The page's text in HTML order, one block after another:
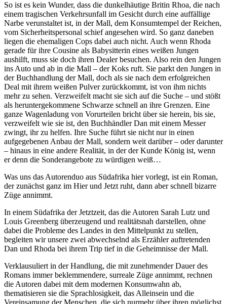
So ist es kein Wunder, dass die dunkelhäutige Britin Rhoa, die nach
einem tragischen Verkehrsunfall im Gesicht durch eine auffällige
Narbe verunstaltet ist, in der Mall, dem Konsumtempel der Reichen,
vom Sicherheitspersonal schief angesehen wird. So ganz daneben
liegen die ehemaligen Cops dabei auch nicht. Auch wenn Rhoda
gerade für ihre Cousine als Babysitterin eines weißen Jungen
aushilft, muss sie doch ihren Dealer besuchen. Also rein den Jungen
ins Auto und ab in die Mall – der Koks ruft. Sie parkt den Jungen in
der Buchhandlung der Mall, doch als sie nach dem erfolgreichen
Deal mit ihrem weißen Pulver zurückkommt, ist von ihm nichts
mehr zu sehen. Verzweifelt macht sie sich auf die Suche – und stößt
als heruntergekommene Schwarze schnell an ihre Grenzen. Eine
ganze Wagenladung von Vorurteilen bricht über sie herein, bis sie,
verzweifelt wie sie ist, den Buchhändler Dan mit einem Messer
zwingt, ihr zu helfen. Ihre Suche führt sie nicht nur in einen
aufgegebenen Anbau der Mall, sondern weit darüber – oder darunter
– hinaus in eine andere Realität, in der der Kunde König ist, wenn
er denn die Sonderangebote zu würdigen weiß…
Was uns das Autorenduo aus Südafrika hier vorlegt, ist ein Roman,
der zunächst ganz im Hier und Jetzt ruht, dann aber schnell bizarre
Züge annimmt.
In einem Südafrika der Jetztzeit, das die Autoren Sarah Lutz und
Louis Greenberg überzeugend und realitätsnah darstellen, ohne
dabei die Probleme des Landes in den Mittelpunkt zu stellen,
begleiten wir unsere zwei abwechselnd als Erzähler auftretenden
Dan und Rhoda bei ihrem Trip tief in die Geheimnisse der Mall.
Verklausuliert in der Handlung, die mit zunehmender Dauer des
Romans immer beklemmendere, surreale Züge annimmt, rechnen
die Autoren dabei mit dem modernen Konsumwahn ab,
thematisieren sie die Sprachlosigkeit, das Alleinsein und die
Vereinsamung der Menschen, die sich nurmehr über ihren möglichst